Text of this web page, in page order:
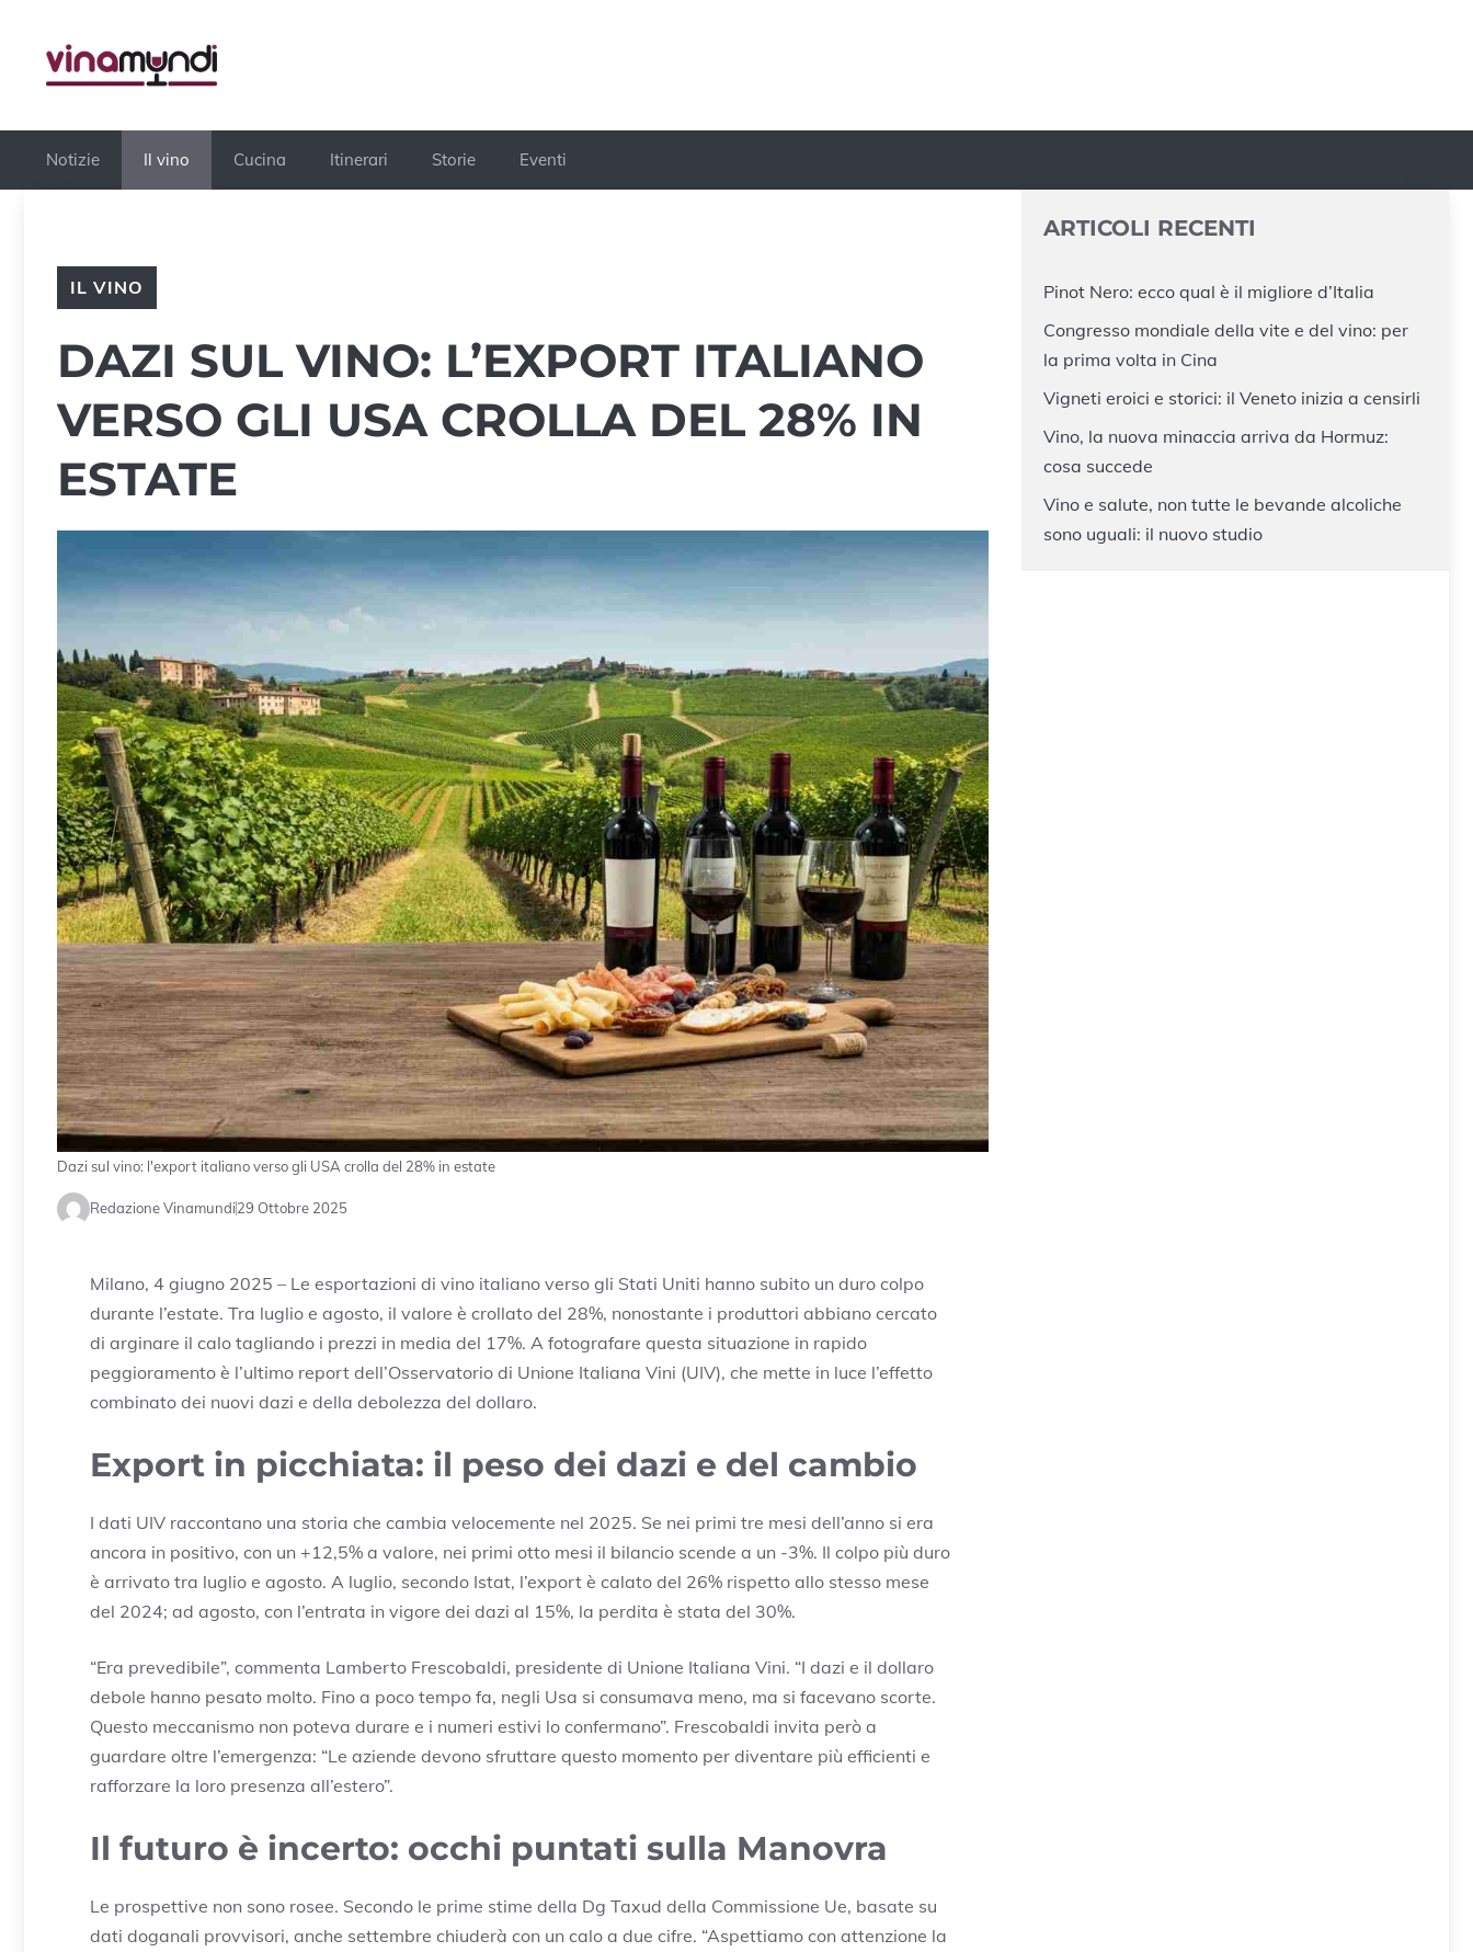
contenuto
Notizie Il vino Cucina Itinerari Storie Eventi
IL VINO
DAZI SUL VINO: L’EXPORT ITALIANO
VERSO GLI USA CROLLA DEL 28% IN
ESTATE
Dazi sul vino: l'export italiano verso gli USA crolla del 28% in estate
Redazione Vinamundi29 Ottobre 2025
Milano, 4 giugno 2025 – Le esportazioni di vino italiano verso gli Stati Uniti hanno subito un duro colpo
durante l’estate. Tra luglio e agosto, il valore è crollato del 28%, nonostante i produttori abbiano cercato
di arginare il calo tagliando i prezzi in media del 17%. A fotografare questa situazione in rapido
peggioramento è l’ultimo report dell’Osservatorio di Unione Italiana Vini (UIV), che mette in luce l’effetto
combinato dei nuovi dazi e della debolezza del dollaro.
Export in picchiata: il peso dei dazi e del cambio
I dati UIV raccontano una storia che cambia velocemente nel 2025. Se nei primi tre mesi dell’anno si era
ancora in positivo, con un +12,5% a valore, nei primi otto mesi il bilancio scende a un -3%. Il colpo più duro
è arrivato tra luglio e agosto. A luglio, secondo Istat, l’export è calato del 26% rispetto allo stesso mese
del 2024; ad agosto, con l’entrata in vigore dei dazi al 15%, la perdita è stata del 30%.
“Era prevedibile”, commenta Lamberto Frescobaldi, presidente di Unione Italiana Vini. “I dazi e il dollaro
debole hanno pesato molto. Fino a poco tempo fa, negli Usa si consumava meno, ma si facevano scorte.
Questo meccanismo non poteva durare e i numeri estivi lo confermano”. Frescobaldi invita però a
guardare oltre l’emergenza: “Le aziende devono sfruttare questo momento per diventare più efficienti e
rafforzare la loro presenza all’estero”.
Il futuro è incerto: occhi puntati sulla Manovra
Le prospettive non sono rosee. Secondo le prime stime della Dg Taxud della Commissione Ue, basate su
dati doganali provvisori, anche settembre chiuderà con un calo a due cifre. “Aspettiamo con attenzione la
ARTICOLI RECENTI
Pinot Nero: ecco qual è il migliore d’Italia
Congresso mondiale della vite e del vino: per
la prima volta in Cina
Vigneti eroici e storici: il Veneto inizia a censirli
Vino, la nuova minaccia arriva da Hormuz:
cosa succede
Vino e salute, non tutte le bevande alcoliche
sono uguali: il nuovo studio